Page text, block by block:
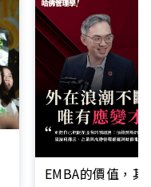
EMBA的價值，